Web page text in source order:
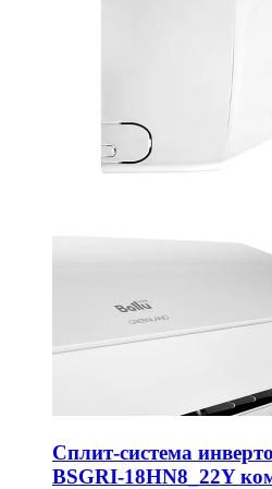
Сплит-система
BSGRI-18HN8_22Y